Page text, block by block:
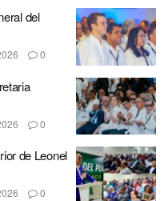
del
0
0
de Leonel
0